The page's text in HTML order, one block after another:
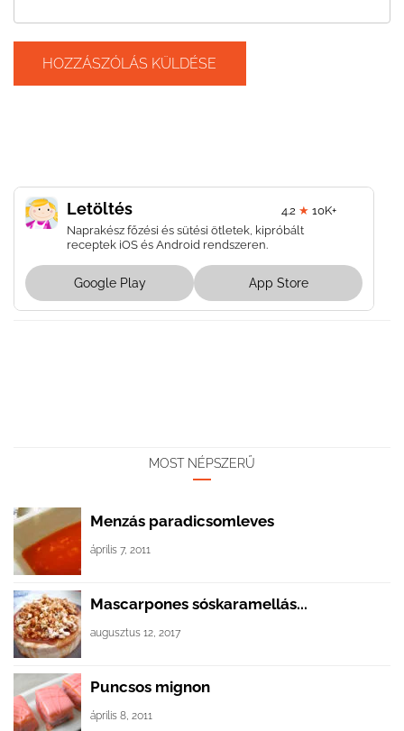
Letöltés 4.2 ★ 10K+
Naprakész főzési és sütési ötletek, kipróbált
receptek iOS és Android rendszeren.
Google Play App Store
MOST NÉPSZERŰ
Menzás paradicsomleves
április 7, 2011
Mascarpones sóskaramellás...
augusztus 12, 2017
Puncsos mignon
április 8, 2011